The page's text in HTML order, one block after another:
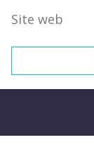
Site web